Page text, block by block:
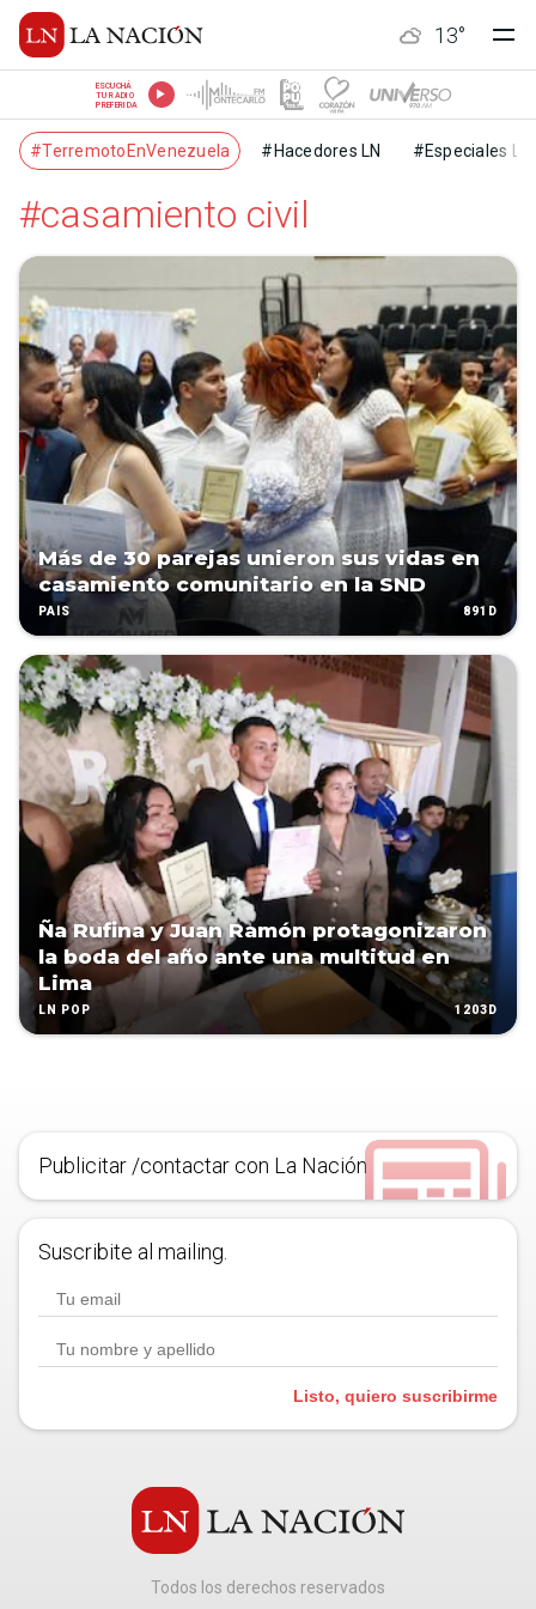
13°
ESCUCHÁ
TU RADIO
PREFERIDA
#TerremotoEnVenezuela #Hacedores LN #Especiales LN
#casamiento civil
Más de 30 parejas unieron sus vidas en
casamiento comunitario en la SND
PAÍS 891D
Ña Rufina y Juan Ramón protagonizaron
la boda del año ante una multitud en
Lima
LN POP 1203D
Publicitar /contactar con La Nación
Suscribite al mailing.
Listo, quiero suscribirme
Todos los derechos reservados